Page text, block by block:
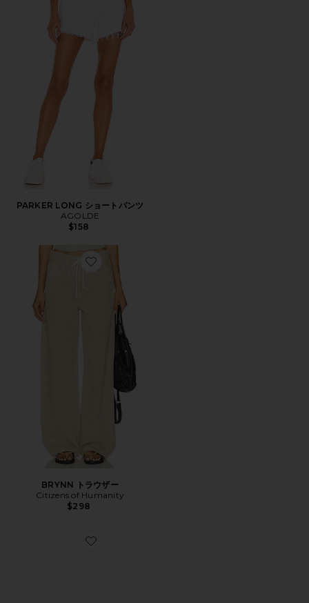
PARKER LONG ショートパンツ
AGOLDE
$158
Favorite BRYNN トラウザー
BRYNN トラウザー
Citizens of Humanity
$298
Favorite XT-6 ハイカースニーカー